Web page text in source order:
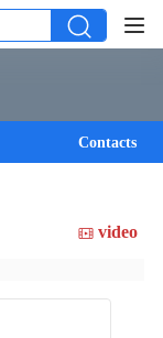
Contacts
video